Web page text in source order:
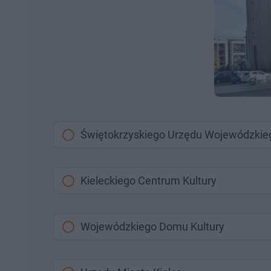
Świętokrzyskiego Urzędu
Kieleckiego Centrum Kultury
Wojewódzkiego Domu Kultury